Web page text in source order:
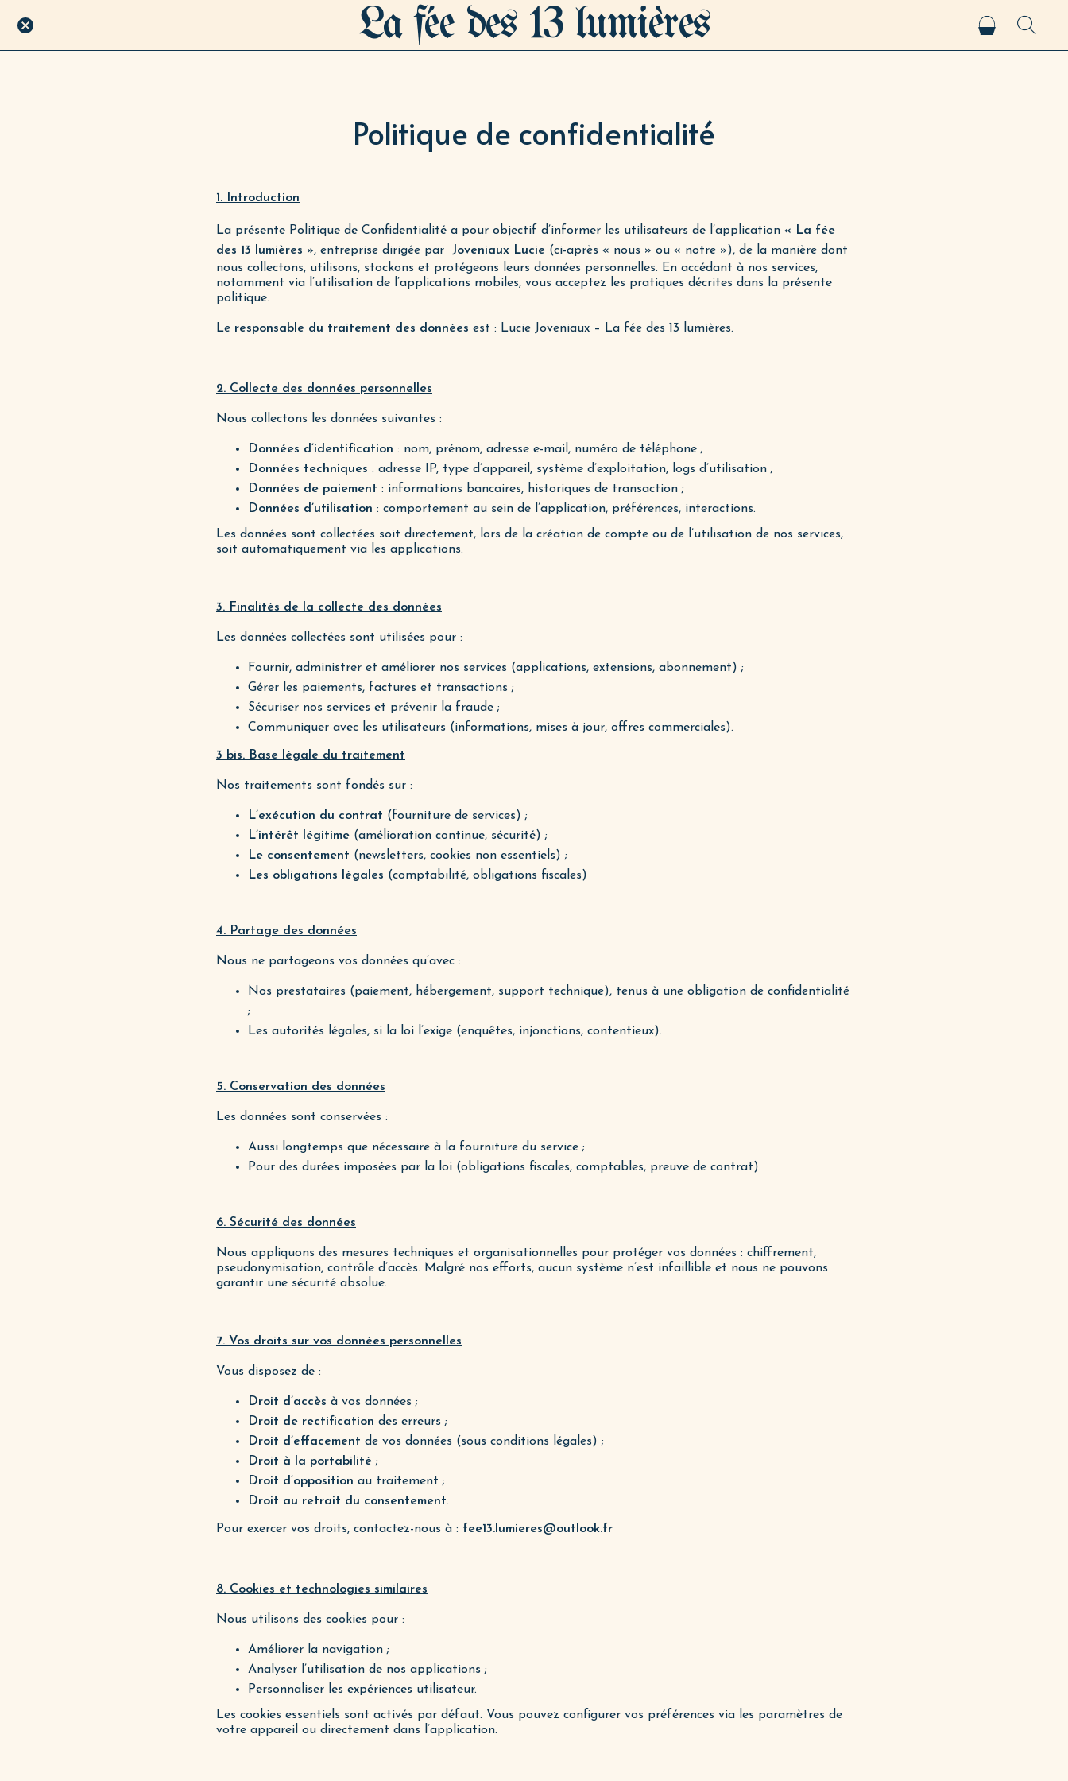
La fée des 13 lumières
Politique de confidentialité
1. Introduction
La présente Politique de Confidentialité a pour objectif d’informer les utilisateurs de l’application « La fée
des 13 lumières », entreprise dirigée par Joveniaux Lucie (ci-après « nous » ou « notre »), de la manière dont
nous collectons, utilisons, stockons et protégeons leurs données personnelles. En accédant à nos services,
notamment via l’utilisation de l’applications mobiles, vous acceptez les pratiques décrites dans la présente
politique.
Le responsable du traitement des données est : Lucie Joveniaux – La fée des 13 lumières.
2. Collecte des données personnelles
Nous collectons les données suivantes :
Données d’identification : nom, prénom, adresse e-mail, numéro de téléphone ;
Données techniques : adresse IP, type d’appareil, système d’exploitation, logs d’utilisation ;
Données de paiement : informations bancaires, historiques de transaction ;
Données d’utilisation : comportement au sein de l’application, préférences, interactions.
Les données sont collectées soit directement, lors de la création de compte ou de l’utilisation de nos services,
soit automatiquement via les applications.
3. Finalités de la collecte des données
Les données collectées sont utilisées pour :
Fournir, administrer et améliorer nos services (applications, extensions, abonnement) ;
Gérer les paiements, factures et transactions ;
Sécuriser nos services et prévenir la fraude ;
Communiquer avec les utilisateurs (informations, mises à jour, offres commerciales).
3 bis. Base légale du traitement
Nos traitements sont fondés sur :
L’exécution du contrat (fourniture de services) ;
L’intérêt légitime (amélioration continue, sécurité) ;
Le consentement (newsletters, cookies non essentiels) ;
Les obligations légales (comptabilité, obligations fiscales)
4. Partage des données
Nous ne partageons vos données qu’avec :
Nos prestataires (paiement, hébergement, support technique), tenus à une obligation de confidentialité
;
Les autorités légales, si la loi l’exige (enquêtes, injonctions, contentieux).
5. Conservation des données
Les données sont conservées :
Aussi longtemps que nécessaire à la fourniture du service ;
Pour des durées imposées par la loi (obligations fiscales, comptables, preuve de contrat).
6. Sécurité des données
Nous appliquons des mesures techniques et organisationnelles pour protéger vos données : chiffrement,
pseudonymisation, contrôle d’accès. Malgré nos efforts, aucun système n’est infaillible et nous ne pouvons
garantir une sécurité absolue.
7. Vos droits sur vos données personnelles
Vous disposez de :
Droit d’accès à vos données ;
Droit de rectification des erreurs ;
Droit d’effacement de vos données (sous conditions légales) ;
Droit à la portabilité ;
Droit d’opposition au traitement ;
Droit au retrait du consentement.
Pour exercer vos droits, contactez-nous à : fee13.lumieres@outlook.fr
8. Cookies et technologies similaires
Nous utilisons des cookies pour :
Améliorer la navigation ;
Analyser l’utilisation de nos applications ;
Personnaliser les expériences utilisateur.
Les cookies essentiels sont activés par défaut. Vous pouvez configurer vos préférences via les paramètres de
votre appareil ou directement dans l’application.